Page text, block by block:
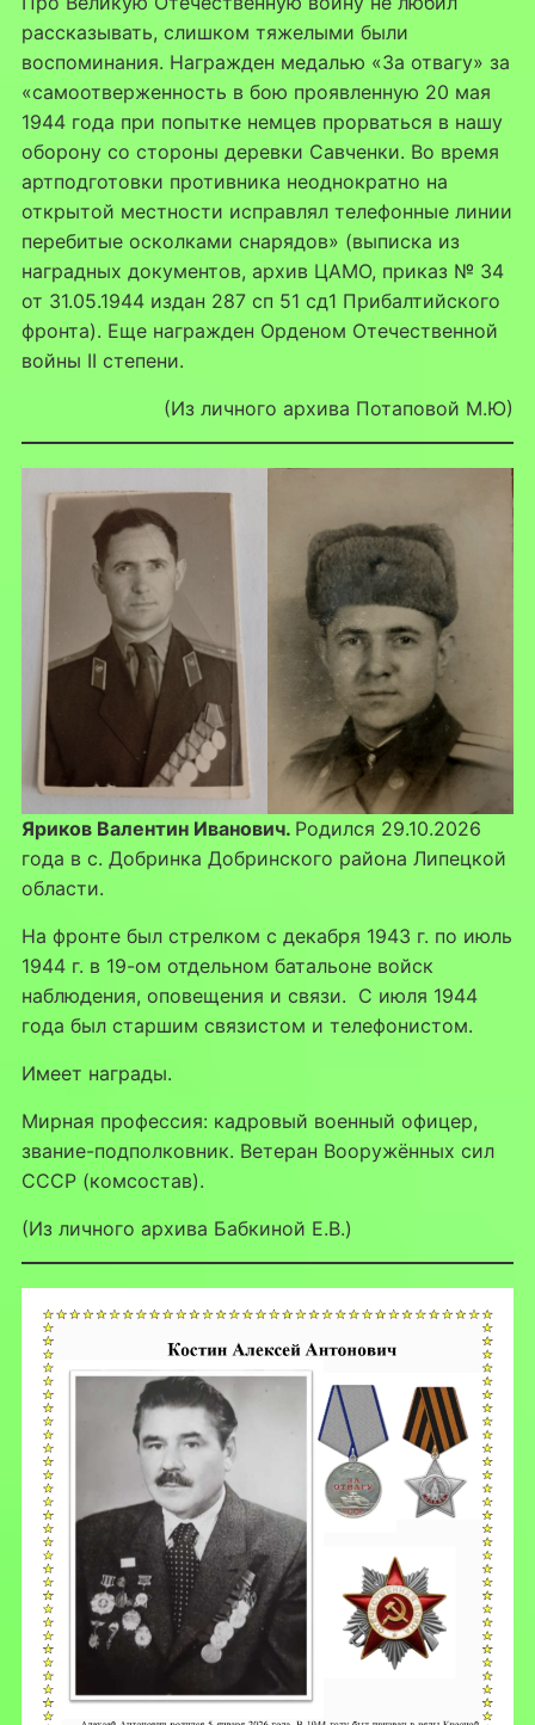
рассказывать, слишком тяжелыми были
воспоминания. Награжден медалью «За отвагу» за
«самоотверженность в бою проявленную 20 мая
1944 года при попытке немцев прорваться в нашу
оборону со стороны деревки Савченки. Во время
артподготовки противника неоднократно на
открытой местности исправлял телефонные линии
перебитые осколками снарядов» (выписка из
наградных документов, архив ЦАМО, приказ № 34
от 31.05.1944 издан 287 сп 51 сд1 Прибалтийского
фронта). Еще награжден Орденом Отечественной
войны II степени.
(Из личного архива Потаповой М.Ю)
Яриков Валентин Иванович. Родился 29.10.2026
года в с. Добринка Добринского района Липецкой
области.
На фронте был стрелком с декабря 1943 г. по июль
1944 г. в 19-ом отдельном батальоне войск
наблюдения, оповещения и связи. С июля 1944
года был старшим связистом и телефонистом.
Имеет награды.
Мирная профессия: кадровый военный офицер,
звание-подполковник. Ветеран Вооружённых сил
СССР (комсостав).
(Из личного архива Бабкиной Е.В.)